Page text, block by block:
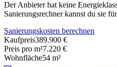
Der Anbieter hat keine
Sanierungsrechner kannst du sie
Sanierungskosten berechnen
Kaufpreis389.900 €
Preis pro m²7.220 €
Wohnfläche54 m²